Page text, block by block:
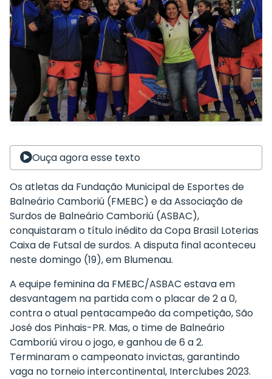
Ouça agora esse texto
Os atletas da Fundação Municipal de Esportes de
Balneário Camboriú (FMEBC) e da Associação de
Surdos de Balneário Camboriú (ASBAC),
conquistaram o título inédito da Copa Brasil Loterias
Caixa de Futsal de surdos. A disputa final aconteceu
neste domingo (19), em Blumenau.
A equipe feminina da FMEBC/ASBAC estava em
desvantagem na partida com o placar de 2 a 0,
contra o atual pentacampeão da competição, São
José dos Pinhais-PR. Mas, o time de Balneário
Camboriú virou o jogo, e ganhou de 6 a 2.
Terminaram o campeonato invictas, garantindo
vaga no torneio intercontinental, Interclubes 2023.